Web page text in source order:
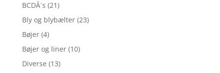
BCDÂ´s (21)
Bly og blybælter (23)
Bøjer (4)
Bøjer og liner (10)
Diverse (13)